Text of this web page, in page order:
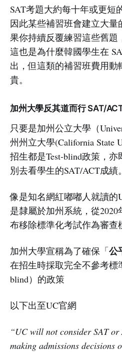
SAT考題大約每十年或更短
因此某些補習班會建立大
果你持續反覆練習這些舊題
這也是為什麼韓國學生在
出，但這類的補習班費用動
貴。
加州大學反其道而行 SAT/
只要是加州公立大學（
州州立大學(California State
招生都是Test-blind政策，
別去看學生的SAT/ACT成績。
像是知名網紅嘟嘟人就讀的
是隸屬於加州系統，從
布移除標準化考試作為審查
加州大學宣稱為了確保「公
在招生時採取完全不參考標
blind）的政策
以下出至UC官網
“UC will not consider SAT or
making admissions decisions